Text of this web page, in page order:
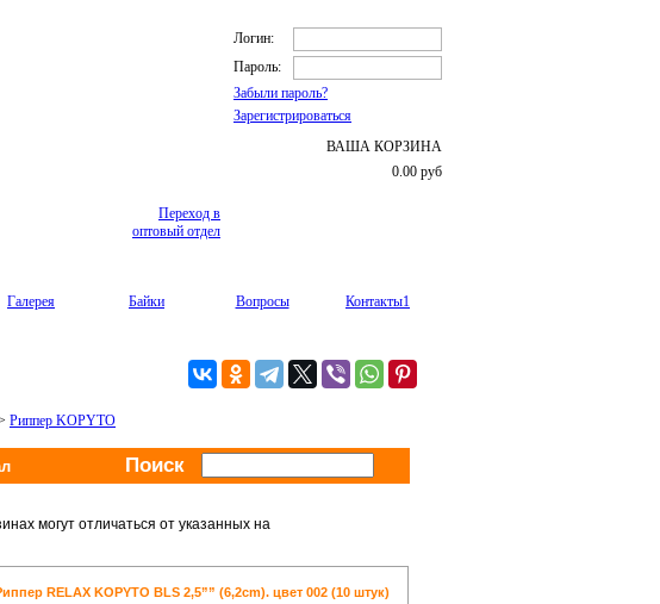
Логин:
Пароль:
Забыли пароль?
Зарегистрироваться
ВАША КОРЗИНА
0.00 руб
Переход в
оптовый отдел
Галерея Байки Вопросы Контакты1
Риппер KOPYTO
Поиск
могут отличаться от указанных на
RELAX KOPYTO BLS 2,5”” (6,2cm). цвет 002 (10 штук)